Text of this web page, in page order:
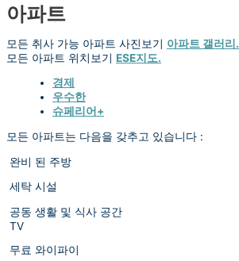
아파트
모든 취사 가능 아파트 사진보기 아파트 갤러리.
모든 아파트 위치보기 ESE지도.
경제
우수한
슈페리어+
모든 아파트는 다음을 갖추고 있습니다 :
완비 된 주방
세탁 시설
공동 생활 및 식사 공간
TV
무료 와이파이